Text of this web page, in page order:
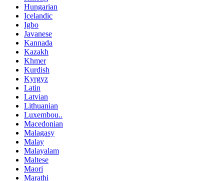
Hungarian
Icelandic
Igbo
Javanese
Kannada
Kazakh
Khmer
Kurdish
Kyrgyz
Latin
Latvian
Lithuanian
Luxembou..
Macedonian
Malagasy
Malay
Malayalam
Maltese
Maori
Marathi